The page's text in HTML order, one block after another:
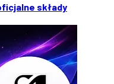
składy